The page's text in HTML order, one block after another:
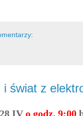
świat z
IVo godz. 9:00